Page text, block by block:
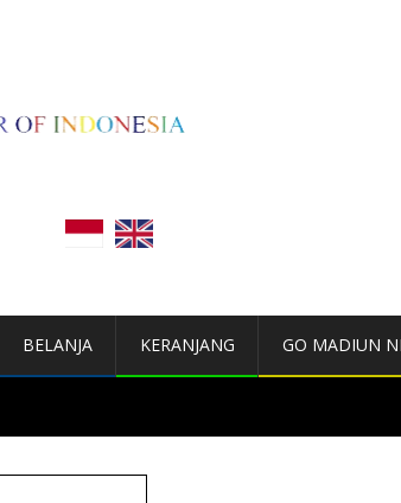
BELANJA KERANJANG GO MADIUN